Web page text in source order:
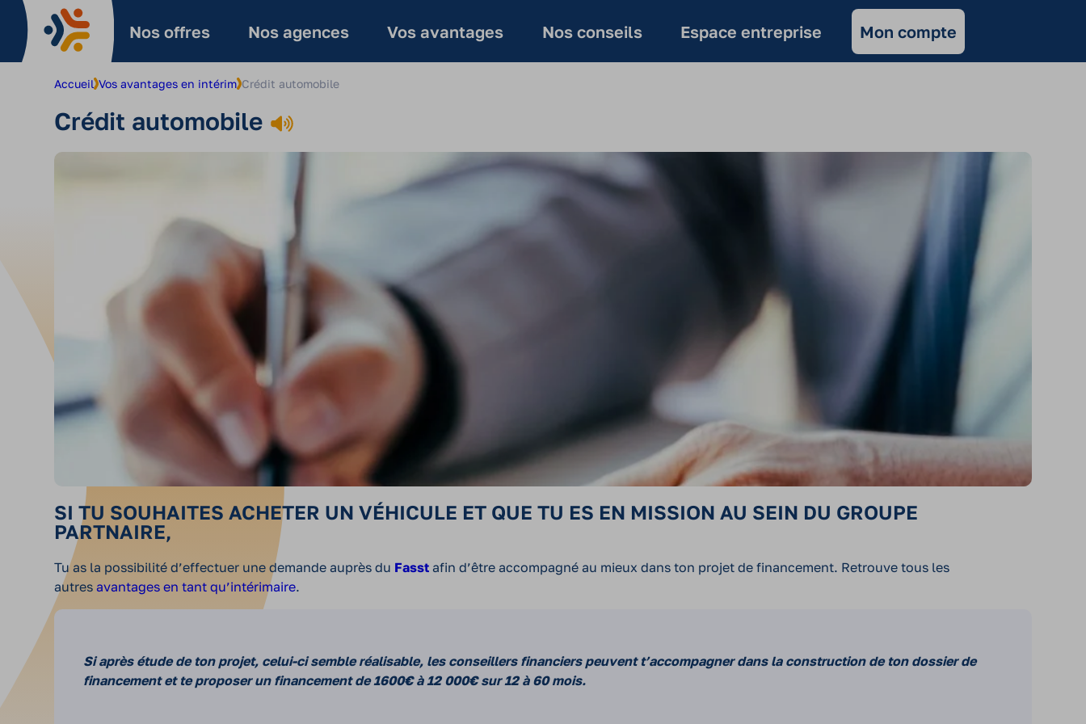
Aller
contenu
Nos offres Nos agences Vos avantages Nos conseils Espace entreprise Mon compte
Accueil Vos avantages en intérim Crédit automobile
Crédit automobile
SI TU SOUHAITES ACHETER UN VÉHICULE ET QUE TU ES EN MISSION AU SEIN DU GROUPE
PARTNAIRE,
Tu as la possibilité d’effectuer une demande auprès du Fasst afin d’être accompagné au mieux dans ton projet de financement. Retrouve tous les
autresavantages en tant qu’intérimaire.
Si après étude de ton projet, celui-ci semble réalisable, les conseillers financiers peuvent t’accompagner dans la construction de ton dossier de
financement et te proposer un financement de 1600€ à 12 000€ sur 12 à 60 mois.